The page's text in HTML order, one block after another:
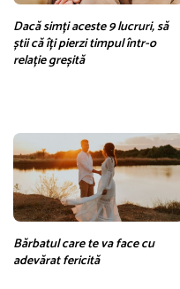
Dacă simți aceste 9 lucruri, să
știi că îți pierzi timpul într-o
relație greșită
Bărbatul care te va face cu
adevărat fericită